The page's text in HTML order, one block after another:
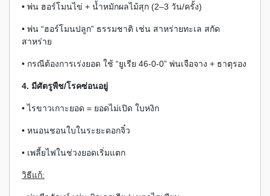
• พ่น ฮอร์โมนไข่ + น้ำหมักผลไม้สุก (2–3 วัน/ครั้ง)
• พ่น “ฮอร์โมนปลูก” ธรรมชาติ เช่น สาหร่ายทะเล สกัด
สาหร่าย
• กรณีต้องการเร่งยอด ใช้ “ยูเรีย 46-0-0” พ่นเจือจาง + ธาตุรอง
4. มีศัตรูพืช/โรคซ่อนอยู่
• ไรขาวเกาะยอด = ยอดไม่เปิด ใบหงิก
• หนอนชอนใบในระยะดอกจิ๋ว
• เพลี้ยไฟในช่วงยอดเริ่มแตก
วิธีแก้: